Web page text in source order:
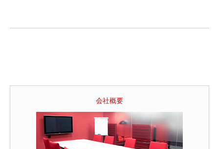
会社概要